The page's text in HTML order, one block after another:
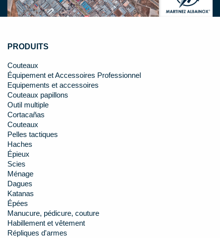
PRODUITS
Couteaux
Équipement et Accessoires Professionnel
Equipements et accessoires
Couteaux papillons
Outil multiple
Cortacañas
Couteaux
Pelles tactiques
Haches
Épieux
Scies
Ménage
Dagues
Katanas
Épées
Manucure, pédicure, couture
Habillement et vêtement
Répliques d'armes